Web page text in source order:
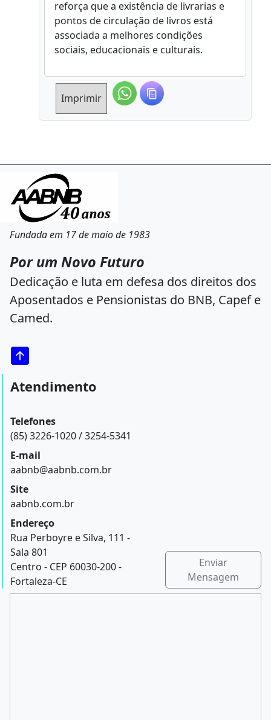
reforça que a existência de livrarias e
pontos de circulação de livros está
associada a melhores condições
sociais, educacionais e culturais.
Imprimir
Fundada em 17 de maio de 1983
Por um Novo Futuro
Dedicação e luta em defesa dos direitos dos
Aposentados e Pensionistas do BNB, Capef e
Camed.
Atendimento
Telefones
(85) 3226-1020 / 3254-5341
E-mail
aabnb@aabnb.com.br
Site
aabnb.com.br
Endereço
Rua Perboyre e Silva, 111 -
Sala 801
Centro - CEP 60030-200 -
Fortaleza-CE
Enviar
Mensagem